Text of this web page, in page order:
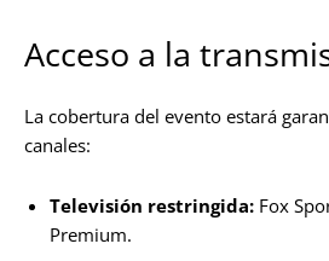
Acceso a la
La cobertura del evento estará
canales:
Televisión restringida: Fox
Premium.